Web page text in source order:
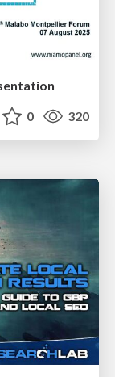
0 320